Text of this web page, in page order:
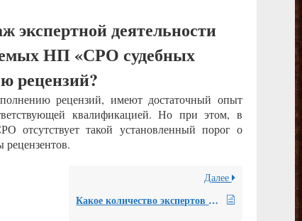
деятельности
НП «СРО судебных
рецензий?
рецензий, имеют достаточный опыт
квалификацией. Но при этом, в
отсутствует такой установленный порог о
Далее
Какое количество экспертов в штате НП «СРО судебных экспертов»?